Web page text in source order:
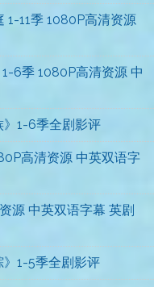
1-11季 1080P高清资源
6季 1080P高清资源 中
1-6季全剧影评
高清资源 中英双语字
源 中英双语字幕 英剧
1-5季全剧影评